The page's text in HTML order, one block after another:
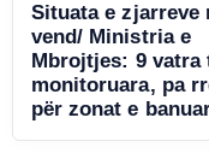
Situata e zjarreve
vend/ Ministria e
Mbrojtjes: 9 vatra
monitoruara, pa
për zonat e